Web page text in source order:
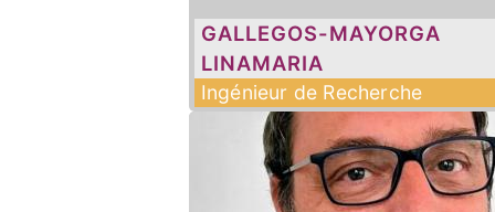
GALLEGOS-MAYORGA
LINAMARIA
Ingénieur de Recherche